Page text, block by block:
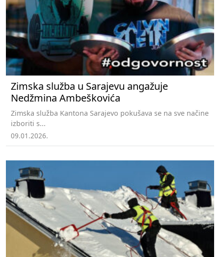
Zimska služba u Sarajevu angažuje
Nedžmina Ambeškovića
Zimska služba Kantona Sarajevo pokušava se na sve načine
izboriti s...
09.01.2026.